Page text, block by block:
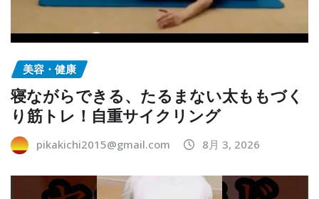
美容・健康
寝ながらできる、たるまない太ももづく
り筋トレ！自重サイクリング
pikakichi2015@gmail.com 8月 3, 2026